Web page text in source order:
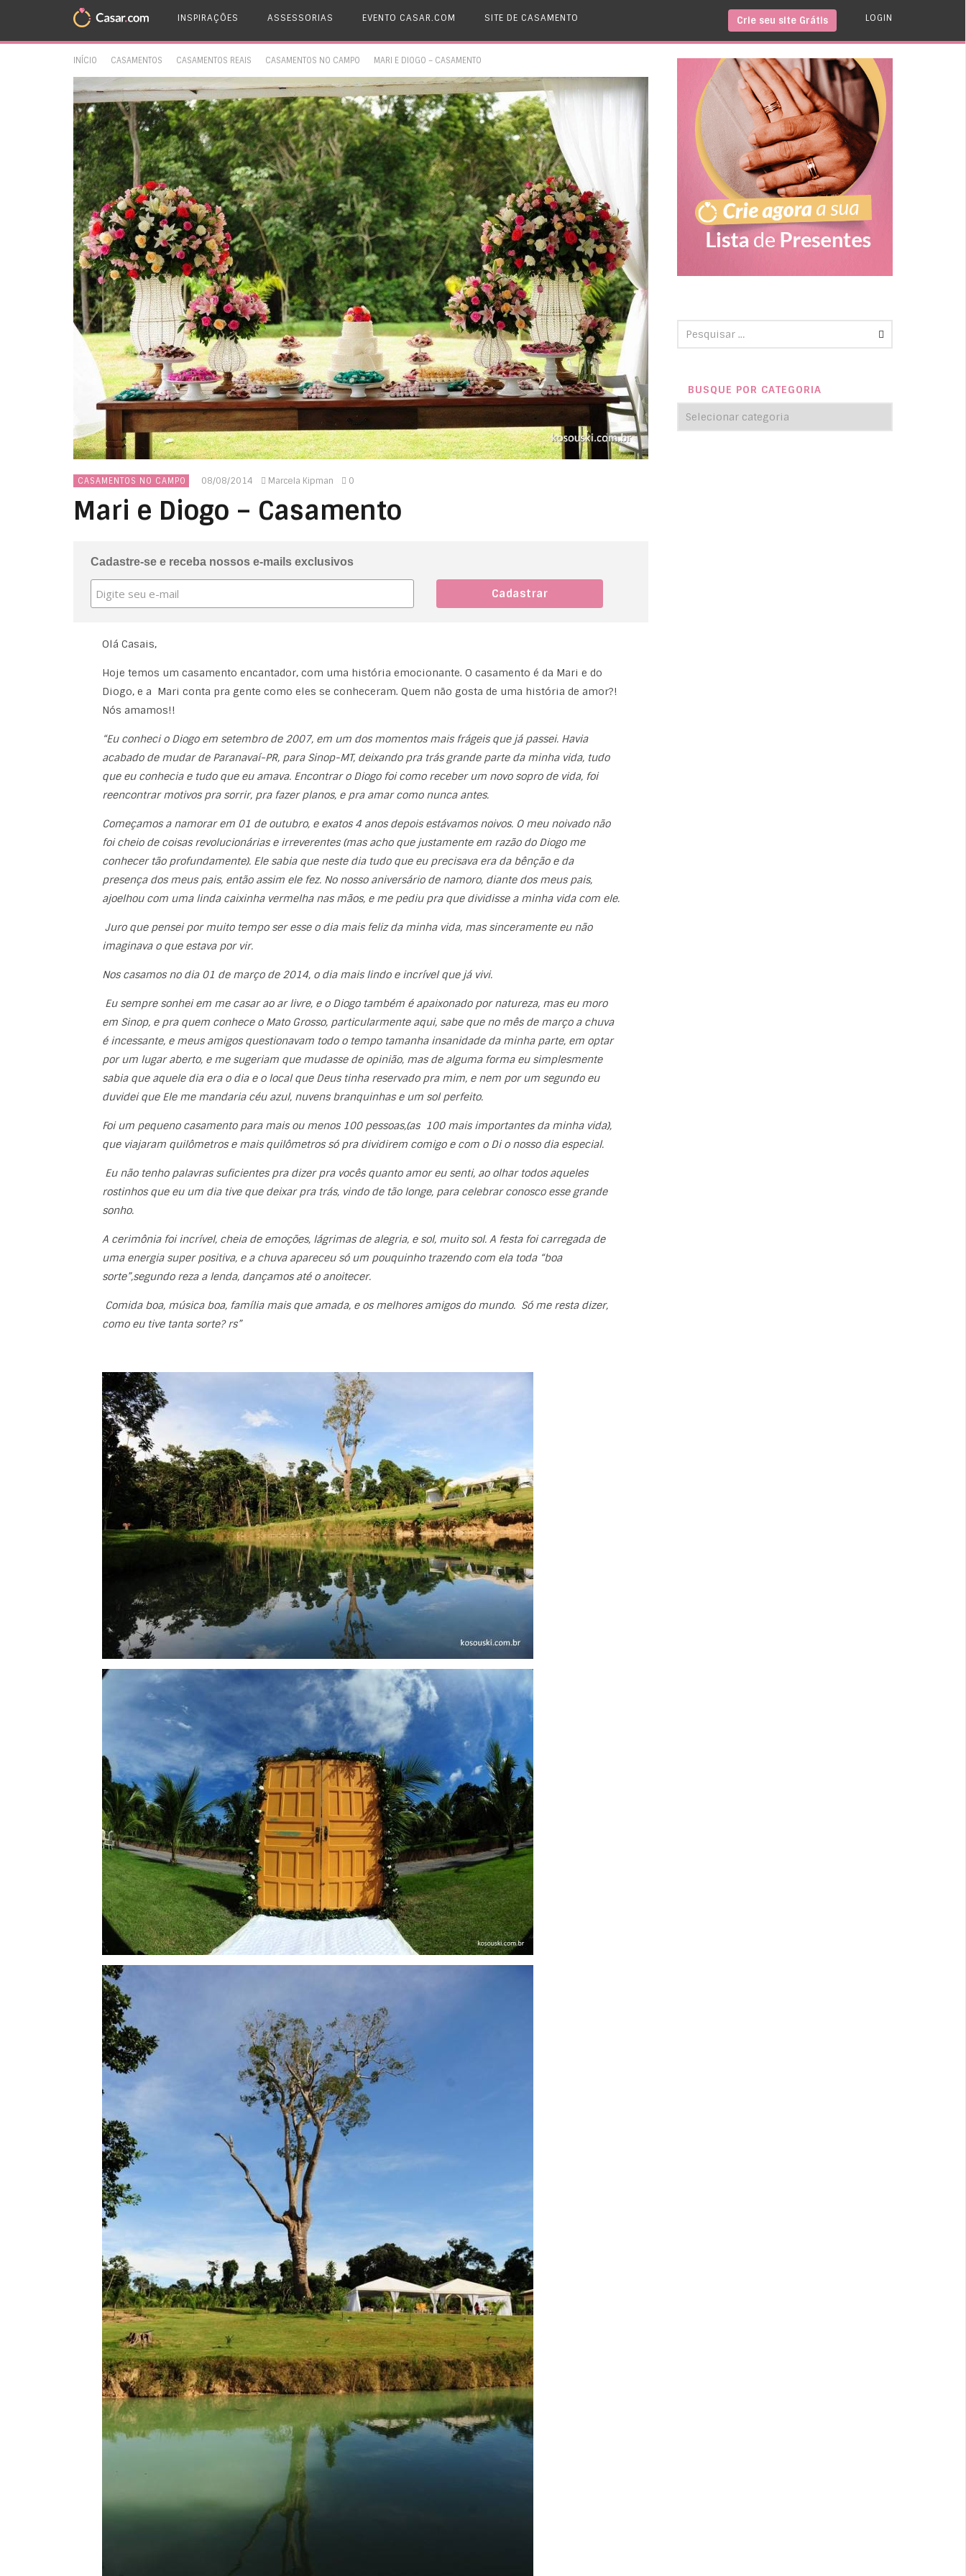
INSPIRAÇÕES ASSESSORIAS EVENTO CASAR.COM SITE DE CASAMENTO LOGIN
Crie seu site Grátis
INÍCIO CASAMENTOS CASAMENTOS REAIS CASAMENTOS NO CAMPO MARI E DIOGO – CASAMENTO
CASAMENTOS NO CAMPO 08/08/2014 Marcela Kipman 0
Mari e Diogo – Casamento
Cadastre-se e receba nossos e-mails exclusivos
Olá Casais,
Hoje temos um casamento encantador, com uma história emocionante. O casamento é da Mari e do
Diogo, e a Mari conta pra gente como eles se conheceram. Quem não gosta de uma história de amor?!
Nós amamos!!
“Eu conheci o Diogo em setembro de 2007, em um dos momentos mais frágeis que já passei. Havia
acabado de mudar de Paranavaí-PR, para Sinop-MT, deixando pra trás grande parte da minha vida, tudo
que eu conhecia e tudo que eu amava. Encontrar o Diogo foi como receber um novo sopro de vida, foi
reencontrar motivos pra sorrir, pra fazer planos, e pra amar como nunca antes.
Começamos a namorar em 01 de outubro, e exatos 4 anos depois estávamos noivos. O meu noivado não
foi cheio de coisas revolucionárias e irreverentes (mas acho que justamente em razão do Diogo me
conhecer tão profundamente). Ele sabia que neste dia tudo que eu precisava era da bênção e da
presença dos meus pais, então assim ele fez. No nosso aniversário de namoro, diante dos meus pais,
ajoelhou com uma linda caixinha vermelha nas mãos, e me pediu pra que dividisse a minha vida com ele.
Juro que pensei por muito tempo ser esse o dia mais feliz da minha vida, mas sinceramente eu não
imaginava o que estava por vir.
Nos casamos no dia 01 de março de 2014, o dia mais lindo e incrível que já vivi.
Eu sempre sonhei em me casar ao ar livre, e o Diogo também é apaixonado por natureza, mas eu moro
em Sinop, e pra quem conhece o Mato Grosso, particularmente aqui, sabe que no mês de março a chuva
é incessante, e meus amigos questionavam todo o tempo tamanha insanidade da minha parte, em optar
por um lugar aberto, e me sugeriam que mudasse de opinião, mas de alguma forma eu simplesmente
sabia que aquele dia era o dia e o local que Deus tinha reservado pra mim, e nem por um segundo eu
duvidei que Ele me mandaria céu azul, nuvens branquinhas e um sol perfeito.
Foi um pequeno casamento para mais ou menos 100 pessoas,(as 100 mais importantes da minha vida),
que viajaram quilômetros e mais quilômetros só pra dividirem comigo e com o Di o nosso dia especial.
Eu não tenho palavras suficientes pra dizer pra vocês quanto amor eu senti, ao olhar todos aqueles
rostinhos que eu um dia tive que deixar pra trás, vindo de tão longe, para celebrar conosco esse grande
sonho.
A cerimônia foi incrível, cheia de emoções, lágrimas de alegria, e sol, muito sol. A festa foi carregada de
uma energia super positiva, e a chuva apareceu só um pouquinho trazendo com ela toda “boa
sorte”,segundo reza a lenda, dançamos até o anoitecer.
Comida boa, música boa, família mais que amada, e os melhores amigos do mundo. Só me resta dizer,
como eu tive tanta sorte? rs”
BUSQUE POR CATEGORIA